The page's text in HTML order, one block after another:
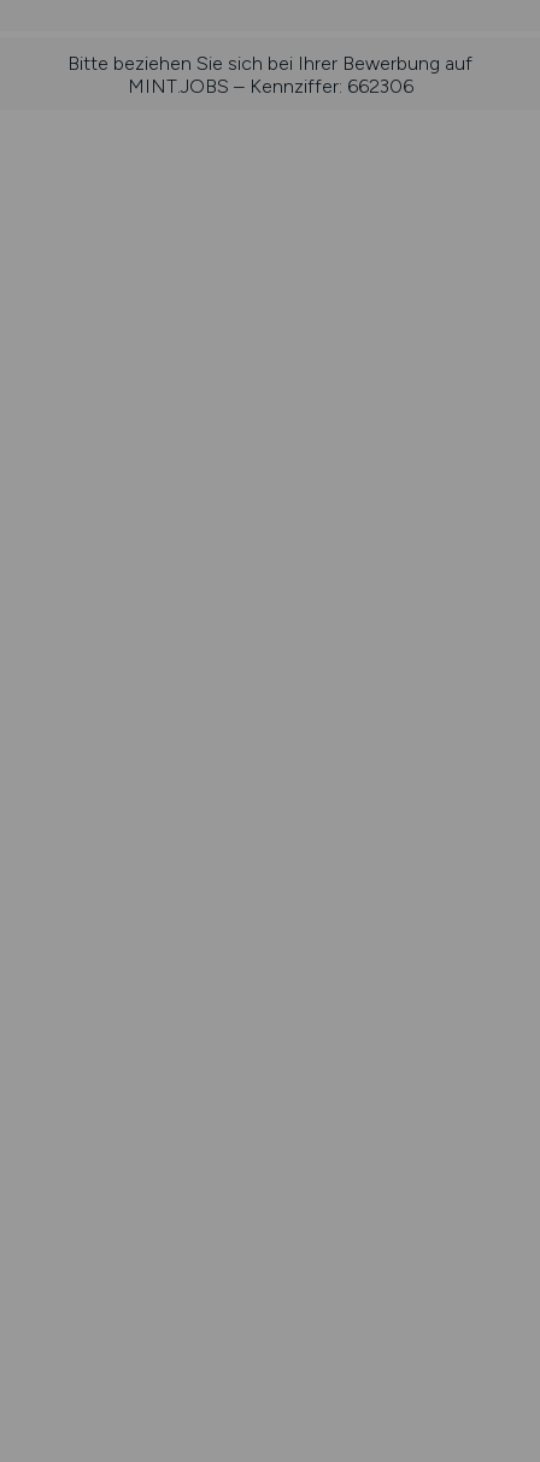
Bitte beziehen Sie sich bei Ihrer Bewerbung auf
MINT.JOBS – Kennziffer: 662306